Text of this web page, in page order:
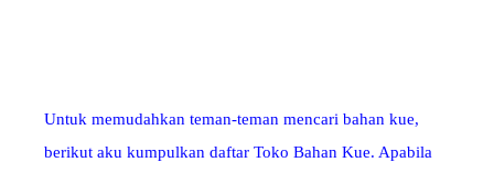
Untuk memudahkan teman-teman mencari bahan kue,
berikut aku kumpulkan daftar Toko Bahan Kue. Apabila